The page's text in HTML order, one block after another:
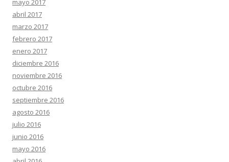
mayo 2017
abril 2017
marzo 2017
febrero 2017
enero 2017
diciembre 2016
noviembre 2016
octubre 2016
septiembre 2016
agosto 2016
julio 2016
junio 2016
mayo 2016